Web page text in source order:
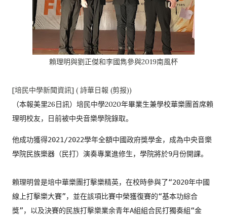
賴理明與劉正傑和李國雋參與2019南風杯
[培民中學新聞資訊] ( 詩華日報 (剪报))
（本報美里26日訊） 培民中學2020年畢業生兼學校華樂團首席賴
理明校友，
日前被中央音樂學院錄取。
他成功獲得2021/2022學年全額中國政府獎學金， 成為中央音樂
學院民族樂器（民打）演奏專業進修生， 學院將於9月份開課。
賴理明曾是培中華樂團打擊樂精英，在校時參與了“2020年中國
線上打擊樂大賽”，並在該項比賽中榮獲復賽的“基本功綜合
獎”， 以及決賽的民族打擊樂業余青年A組組合民打獨奏組“金